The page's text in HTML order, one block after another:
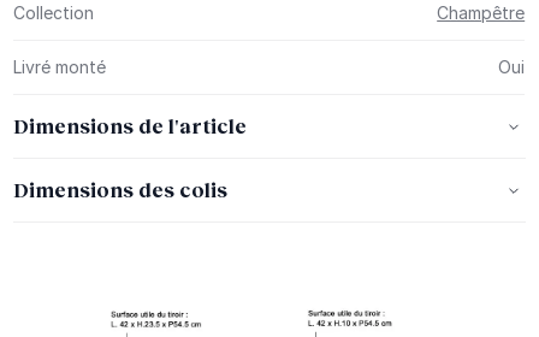
Collection Champêtre
Livré monté Oui
Dimensions de l'article
Dimensions des colis